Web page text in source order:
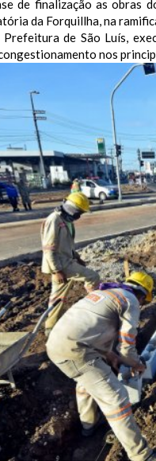
de finalização as obras
da Forquillha, na
de São Luís,
nos